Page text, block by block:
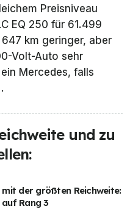
Preisniveau
EQ 250 für 61.499
km geringer, aber
Volt-Auto sehr
Mercedes, falls
und zu
der größten Reichweite:
auf Rang 3